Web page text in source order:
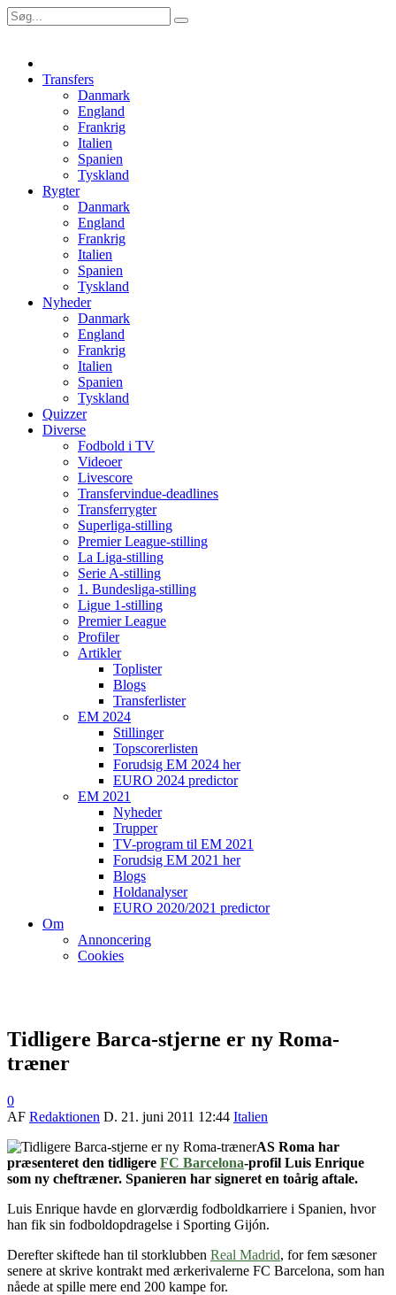
Transfers
Danmark
England
Frankrig
Italien
Spanien
Tyskland
Rygter
Danmark
England
Frankrig
Italien
Spanien
Tyskland
Nyheder
Danmark
England
Frankrig
Italien
Spanien
Tyskland
Quizzer
Diverse
Fodbold i TV
Videoer
Livescore
Transfervindue-deadlines
Transferrygter
Superliga-stilling
Premier League-stilling
La Liga-stilling
Serie A-stilling
1. Bundesliga-stilling
Ligue 1-stilling
Premier League
Profiler
Artikler
Toplister
Blogs
Transferlister
EM 2024
Stillinger
Topscorerlisten
Forudsig EM 2024 her
EURO 2024 predictor
EM 2021
Nyheder
Trupper
TV-program til EM 2021
Forudsig EM 2021 her
Blogs
Holdanalyser
EURO 2020/2021 predictor
Om
Annoncering
Cookies
Tidligere Barca-stjerne er ny Roma-
træner
0
AF Redaktionen D. 21. juni 2011 12:44 Italien
AS Roma har
præsenteret den tidligere FC Barcelona-profil Luis Enrique
som ny cheftræner. Spanieren har signeret en toårig aftale.
Luis Enrique havde en glorværdig fodboldkarriere i Spanien, hvor
han fik sin fodboldopdragelse i Sporting Gijón.
Derefter skiftede han til storklubben Real Madrid, for fem sæsoner
senere at skrive kontrakt med ærkerivalerne FC Barcelona, som han
nåede at spille mere end 200 kampe for.